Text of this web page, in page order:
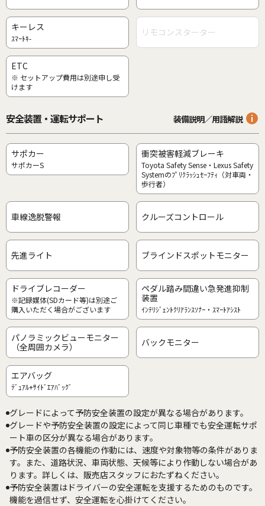
キーレス
ｽﾏｰﾄｷ- リモコンスターター
ETC
※ セットアップ費用は別途申し受
けます
安全装置・運転サポート 装備説明／用語解説
サポカー
サポカーS
衝突被害軽減ブレーキ
Toyota Safety Sense・Lexus Safety
Systemのﾌﾟﾘｸﾗｯｼｭｾｰﾌﾃｨ（対車両・
歩行者）
車線逸脱警報 クルーズコントロール
先進ライト ブラインドスポットモニター
ドライブレコーダー
※記録媒体(SDカード等)は別途ご
購入いただく場合がございます
ペダル踏み間違い急発進抑制
装置
ｲﾝﾃﾘｼﾞｪﾝﾄｸﾘｱﾗﾝｽｿﾅｰ・ｽﾏｰﾄｱｼｽﾄ
パノラミックビューモニター
（全周囲カメラ）
バックモニター
エアバッグ
ﾃﾞｭｱﾙ+ｻｲﾄﾞｴｱﾊﾞｯｸﾞ
グレードによって予防安全装置の設定が異なる場合があります。
グレードや予防安全装置の設定によって同じ車種でも安全運転サポ
ート車の区分が異なる場合があります。
予防安全装置の各機能の作動には、速度や対象物等の条件がありま
す。また、道路状況、車両状態、天候等により作動しない場合があ
ります。詳しくは、販売店スタッフにおたずねください。
予防安全装置はドライバーの安全運転を支援するためのものです。
機能を過信せず、安全運転を心掛けてください。